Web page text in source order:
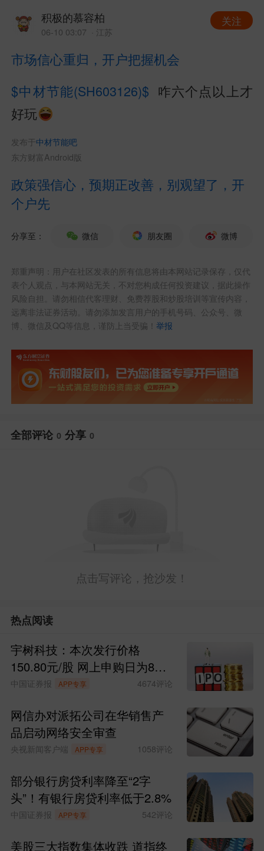
积极的慕容柏
06-10 03:07 · 江苏
关注
市场信心重归，开户把握机会
$中材节能(SH603126)$ 咋六个点以上才
好玩
发布于 中材节能吧
东方财富Android版
政策强信心，预期正改善，别观望了，开
个户先
分享至： 微信 朋友圈 微博
郑重声明：用户在社区发表的所有信息将由本网站记录保存，仅代
表个人观点，与本网站无关，不对您构成任何投资建议，据此操作
风险自担。请勿相信代客理财、免费荐股和炒股培训等宣传内容，
远离非法证券活动。请勿添加发言用户的手机号码、公众号、微
博、微信及QQ等信息，谨防上当受骗！举报
全部评论 0 分享 0
点击写评论，抢沙发！
热点阅读
宇树科技：本次发行价格
150.80元/股 网上申购日为8月
10日
中国证券报 APP专享 4674评论
网信办对派拓公司在华销售产
品启动网络安全审查
央视新闻客户端 APP专享 1058评论
部分银行房贷利率降至“2字
头”！有银行房贷利率低于2.8%
中国证券报 APP专享 542评论
美股三大指数集体收跌 道指终